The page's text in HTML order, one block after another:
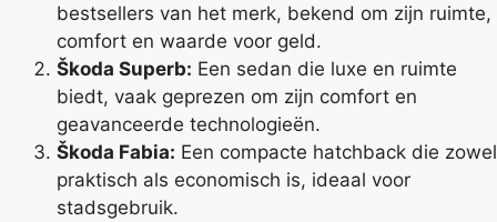
bestsellers van het merk, bekend om zijn ruimte,
comfort en waarde voor geld.
Škoda Superb: Een sedan die luxe en ruimte
biedt, vaak geprezen om zijn comfort en
geavanceerde technologieën.
Škoda Fabia: Een compacte hatchback die zowel
praktisch als economisch is, ideaal voor
stadsgebruik.